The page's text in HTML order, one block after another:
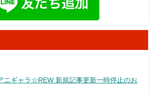
ニギャラ☆REW 新規記事更新一時停止のお